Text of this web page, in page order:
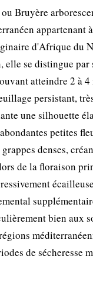
Bruyère
appartenant
d'Afrique du
elle se distingue
atteindre 2 à 4
persistant,
une silhouette
petites
denses,
de la floraison
bien aux
de sécheresse